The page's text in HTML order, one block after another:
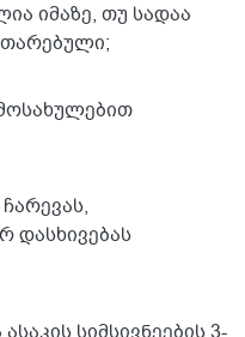
იმაზე, თუ სადაა
დასხივებას